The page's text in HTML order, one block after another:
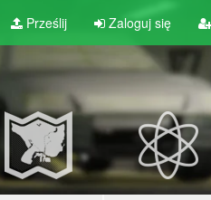
Prześlij Zaloguj się